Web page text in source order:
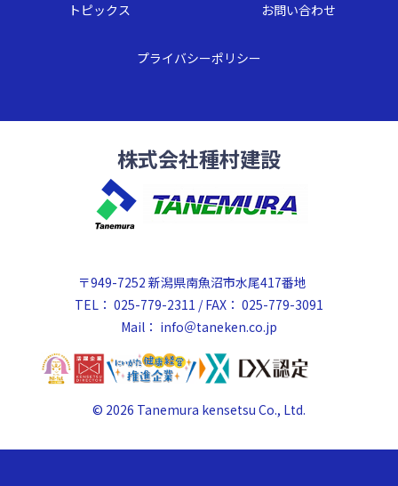
トピックス お問い合わせ
プライバシーポリシー
株式会社種村建設
〒949-7252 新潟県南魚沼市水尾417番地
TEL： 025-779-2311 / FAX： 025-779-3091
Mail： info＠taneken.co.jp
© 2026 Tanemura kensetsu Co., Ltd.